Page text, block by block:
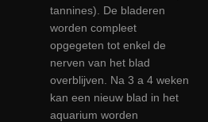
tannines). De bladeren
worden compleet
opgegeten tot enkel de
nerven van het blad
overblijven. Na 3 a 4 weken
kan een nieuw blad in het
aquarium worden